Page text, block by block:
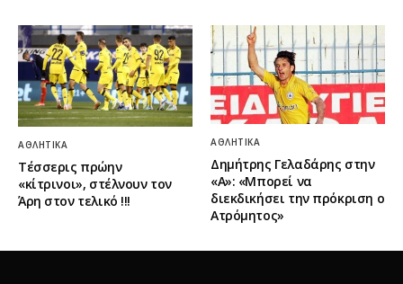
ΑΘΛΗΤΙΚΆ
Τέσσερις πρώην
«κίτρινοι», στέλνουν τον
Άρη στον τελικό !!!
ΑΘΛΗΤΙΚΆ
Δημήτρης Γελαδάρης στην
«Α»: «Μπορεί να
διεκδικήσει την πρόκριση ο
Ατρόμητος»